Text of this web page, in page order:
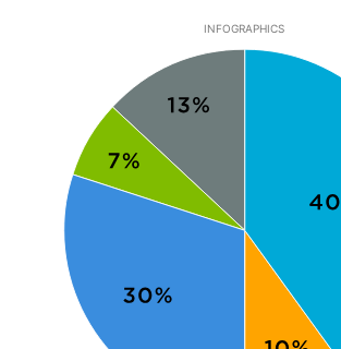
INFOGRAPHICS